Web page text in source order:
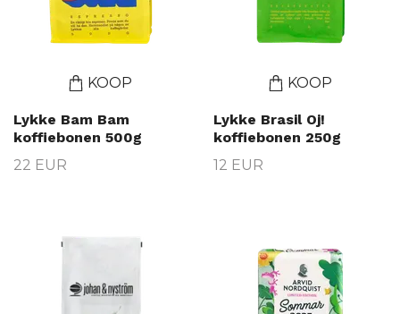
KOOP
Lykke Bam Bam
koffiebonen 500g
22 EUR
KOOP
Lykke Brasil Oj!
koffiebonen 250g
12 EUR